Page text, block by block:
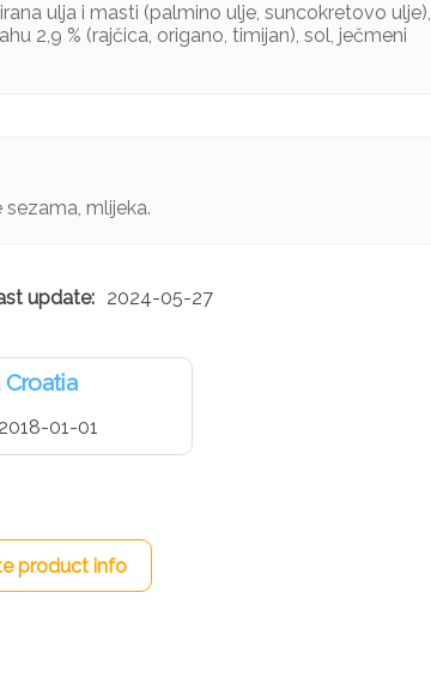
ulja i masti (palmino ulje, suncokretovo ulje),
2,9 % (rajčica, origano, timijan), sol, ječmeni
mlijeka.
2024-05-27
2018-01-01
product info